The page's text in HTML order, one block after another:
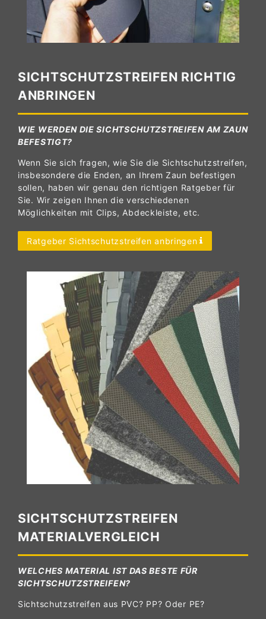
SICHTSCHUTZSTREIFEN RICHTIG
ANBRINGEN
WIE WERDEN DIE SICHTSCHUTZSTREIFEN AM ZAUN
BEFESTIGT?
Wenn Sie sich fragen, wie Sie die Sichtschutzstreifen,
insbesondere die Enden, an Ihrem Zaun befestigen
sollen, haben wir genau den richtigen Ratgeber für
Sie. Wir zeigen Ihnen die verschiedenen
Möglichkeiten mit Clips, Abdeckleiste, etc.
Ratgeber Sichtschutzstreifen anbringen
SICHTSCHUTZSTREIFEN
MATERIALVERGLEICH
WELCHES MATERIAL IST DAS BESTE FÜR
SICHTSCHUTZSTREIFEN?
Sichtschutzstreifen aus PVC? PP? Oder PE?